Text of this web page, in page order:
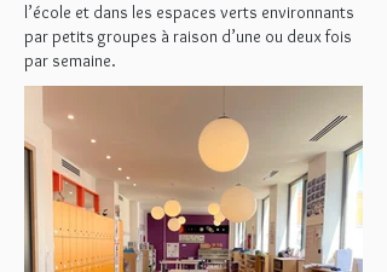
l’école et dans les espaces verts environnants
par petits groupes à raison d’une ou deux fois
par semaine.